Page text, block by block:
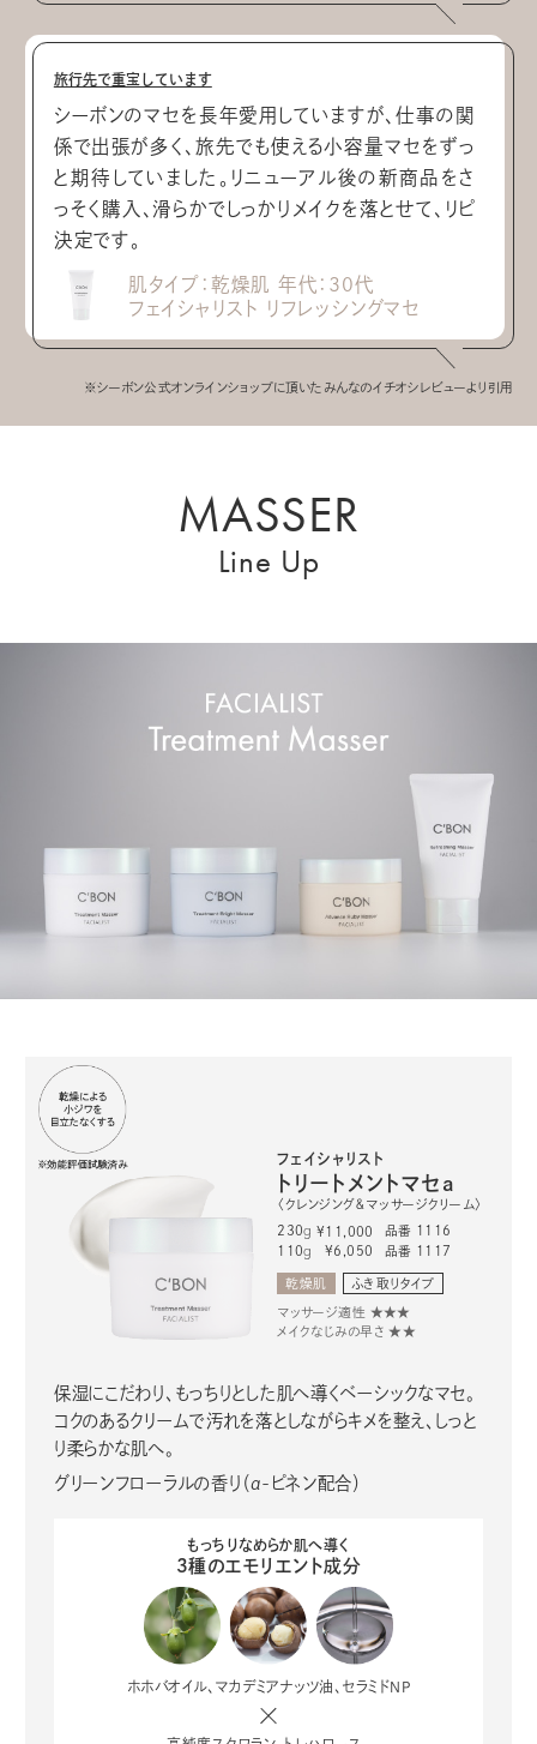
旅行先で重宝しています
シーボンのマセを長年愛用していますが、仕事の関
係で出張が多く、旅先でも使える小容量マセをずっ
と期待していました。リニューアル後の新商品をさ
っそく購入、滑らかでしっかりメイクを落とせて、リピ
決定です。
肌タイプ：乾燥肌 年代：30代
フェイシャリスト リフレッシングマセ
※シーボン公式オンラインショップに頂いたみんなのイチオシレビューより引用
MASSER
Line Up
フェイシャリスト
トリートメントマセa
〈クレンジング＆マッサージクリーム〉
230g ¥11,000
品番 1116
110g ¥6,050 品番 1117
乾燥肌 ふき取りタイプ
マッサージ適性 ★★★
メイクなじみの早さ ★★
保湿にこだわり、もっちりとした肌へ導くベーシックなマセ。
コクのあるクリームで汚れを落としながらキメを整え、しっと
り柔らかな肌へ。
グリーンフローラルの香り（α-ピネン配合）
もっちりなめらか肌へ導く
3種のエモリエント成分
ホホバオイル、マカデミアナッツ油、セラミドNP